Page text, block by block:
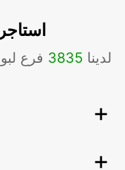
لدينا 3835 فرع